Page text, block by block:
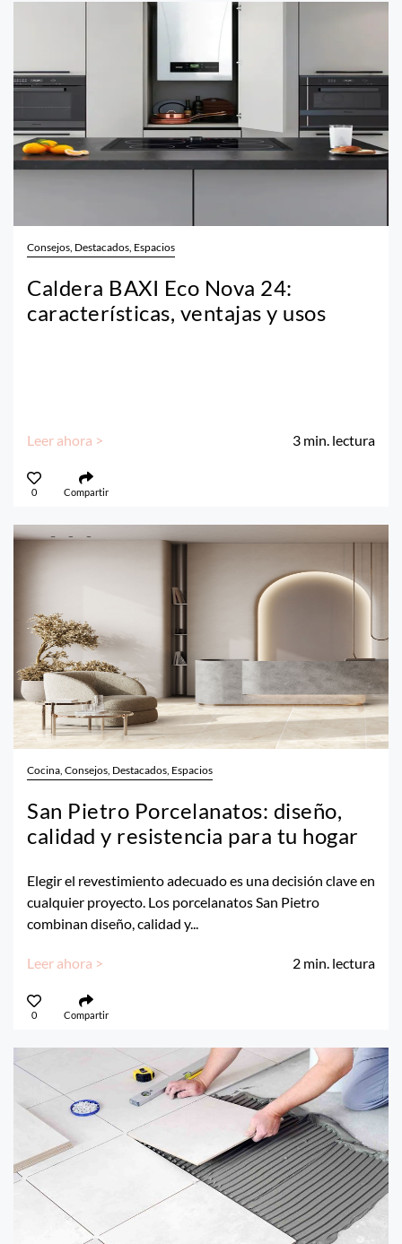
Consejos, Destacados, Espacios
Caldera BAXI Eco Nova 24:
características, ventajas y usos
Leer ahora > 3 min. lectura
0 Compartir
Cocina, Consejos, Destacados, Espacios
San Pietro Porcelanatos: diseño,
calidad y resistencia para tu hogar
Elegir el revestimiento adecuado es una decisión clave en
cualquier proyecto. Los porcelanatos San Pietro
combinan diseño, calidad y...
Leer ahora > 2 min. lectura
0 Compartir